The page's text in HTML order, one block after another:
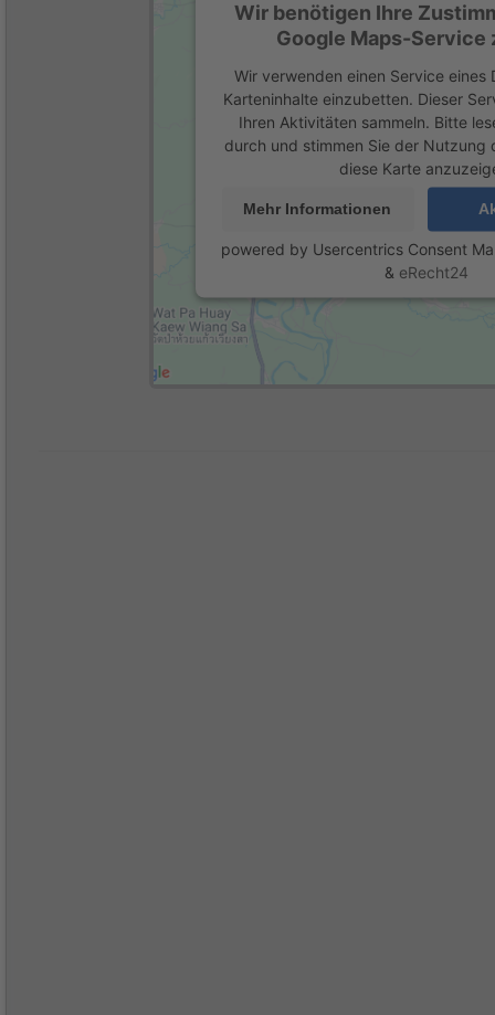
Wir benötigen Ihre
Google Maps-Service
Wir verwenden einen Service eines
Karteninhalte einzubetten. Dieser
Ihren Aktivitäten sammeln. Bitte
durch und stimmen Sie der Nutzung
diese Karte
Mehr Informationen
powered by Usercentrics Consent
& eRecht24